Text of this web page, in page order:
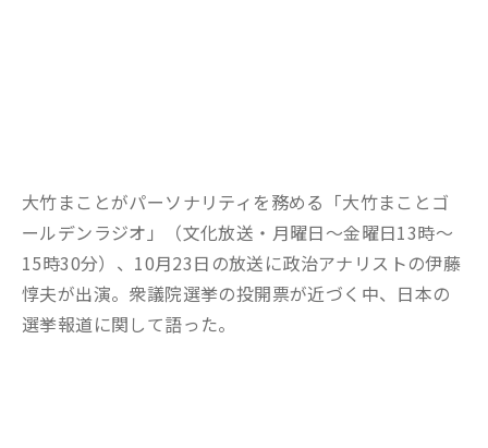
大竹まことがパーソナリティを務める「大竹まことゴ
ールデンラジオ」（文化放送・月曜日～金曜日13時～
15時30分）、10月23日の放送に政治アナリストの伊藤
惇夫が出演。衆議院選挙の投開票が近づく中、日本の
選挙報道に関して語った。